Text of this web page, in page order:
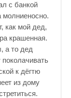
с банкой
молниеносно.
как мой дед,
крашенная.
а то дед
к дёгтю
из дому